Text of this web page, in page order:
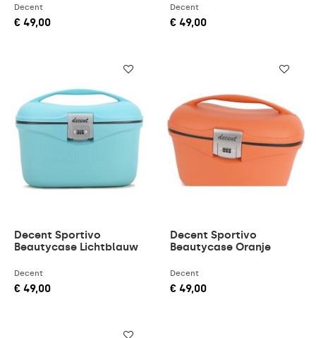
Decent
€ 49,00
Decent
€ 49,00
Decent Sportivo
Beautycase Lichtblauw
Decent
€ 49,00
Decent Sportivo
Beautycase Oranje
Decent
€ 49,00